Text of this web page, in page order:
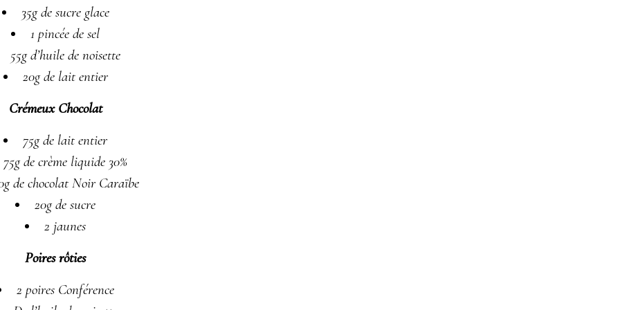
35g de sucre glace
1 pincée de sel
55g d’huile de noisette
20g de lait entier
Crémeux Chocolat
75g de lait entier
75g de crème liquide 30%
de chocolat Noir Caraïbe
20g de sucre
2 jaunes
Poires rôties
2 poires Conférence